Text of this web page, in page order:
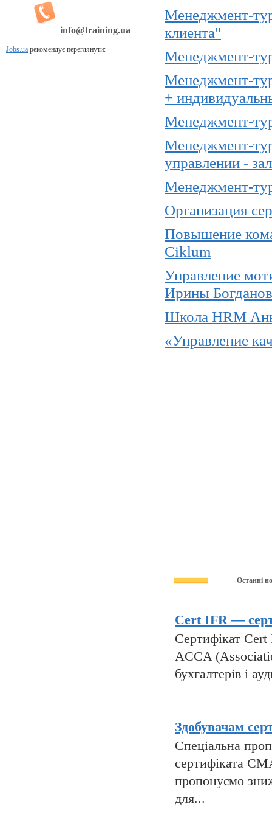
info@training.ua
Jobs.ua рекомендує переглянути:
Менеджмент-
клиента"
Менеджмент-
Менеджмент-
+
Менеджмент-
Менеджмент-
управлении -
Менеджмент-
Организация
Повышение
Ciklum
Управление
Ирины
Школа HRM
«Управление
Останні
Cert IFR —
Сертифікат
ACCA
бухгалтерів і
Здобувачам
Спеціальна
сертифіката
пропонуємо
для...